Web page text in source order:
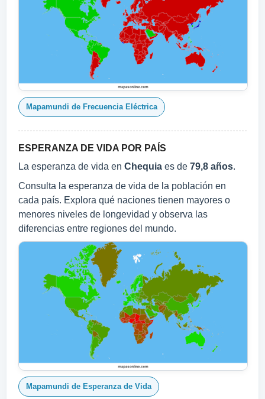
Mapamundi de Frecuencia Eléctrica
ESPERANZA DE VIDA POR PAÍS
La esperanza de vida en Chequia es de 79,8 años.
Consulta la esperanza de vida de la población en
cada país. Explora qué naciones tienen mayores o
menores niveles de longevidad y observa las
diferencias entre regiones del mundo.
Mapamundi de Esperanza de Vida